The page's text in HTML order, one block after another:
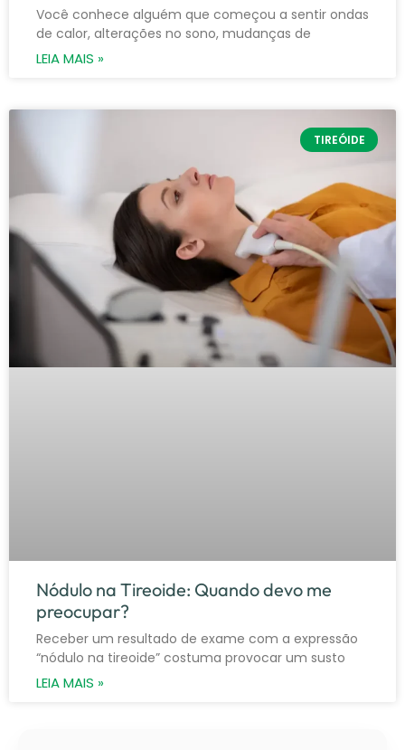
Você conhece alguém que começou a sentir ondas
de calor, alterações no sono, mudanças de
LEIA MAIS »
TIREÓIDE
Nódulo na Tireoide: Quando devo me
preocupar?
Receber um resultado de exame com a expressão
“nódulo na tireoide” costuma provocar um susto
LEIA MAIS »